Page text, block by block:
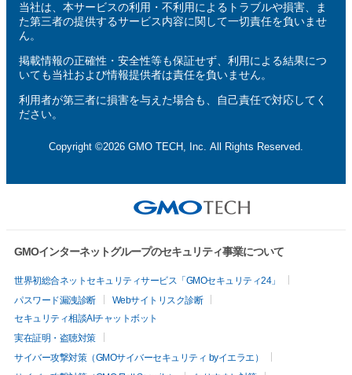
当社は、本サービスの利用・不利用によるトラブルや損害、ま
た第三者の提供するサービス内容に関して一切責任を負いませ
ん。
掲載情報の正確性・安全性等も保証せず、利用による結果につ
いても当社および情報提供者は責任を負いません。
利用者が第三者に損害を与えた場合も、自己責任で対応してく
ださい。
Copyright ©2026 GMO TECH, Inc. All Rights Reserved.
GMOインターネットグループのセキュリティ事業について
世界初総合ネットセキュリティサービス「GMOセキュリティ24」
パスワード漏洩診断
Webサイトリスク診断
セキュリティ相談AIチャットボット
実在証明・盗聴対策
サイバー攻撃対策（GMOサイバーセキュリティ byイエラエ）